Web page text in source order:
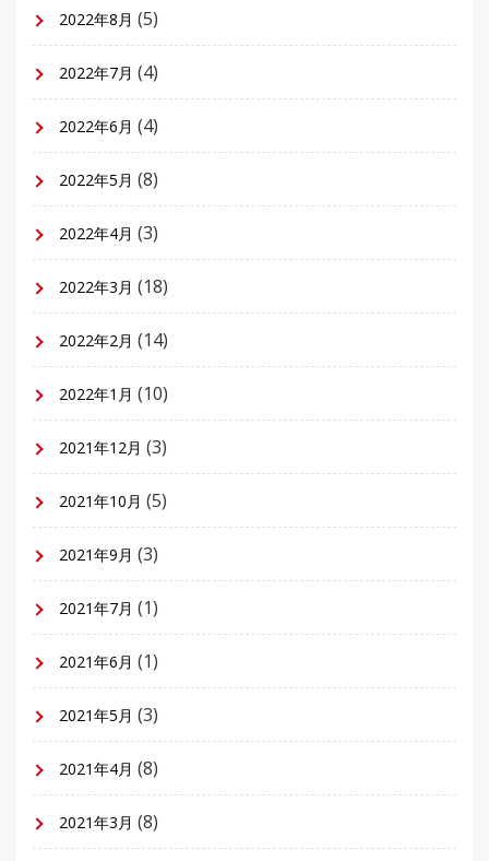
2022年8月 (5)
2022年7月 (4)
2022年6月 (4)
2022年5月 (8)
2022年4月 (3)
2022年3月 (18)
2022年2月 (14)
2022年1月 (10)
2021年12月 (3)
2021年10月 (5)
2021年9月 (3)
2021年7月 (1)
2021年6月 (1)
2021年5月 (3)
2021年4月 (8)
2021年3月 (8)